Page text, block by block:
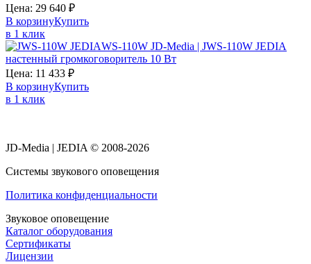
Цена: 29 640 ₽
В корзинуКупить
в 1 клик
WS-110W JD-Media | JWS-110W JEDIA
настенный громкоговоритель 10 Вт
Цена: 11 433 ₽
В корзинуКупить
в 1 клик
JD-Media | JEDIA © 2008-2026
Системы звукового оповещения
Политика конфиденциальности
Звуковое оповещение
Каталог оборудования
Сертификаты
Лицензии